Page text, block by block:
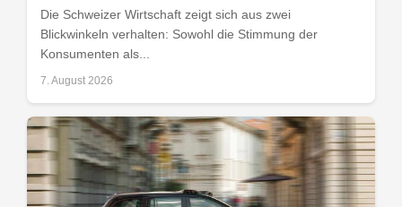
Die Schweizer Wirtschaft zeigt sich aus zwei
Blickwinkeln verhalten: Sowohl die Stimmung der
Konsumenten als...
7. August 2026